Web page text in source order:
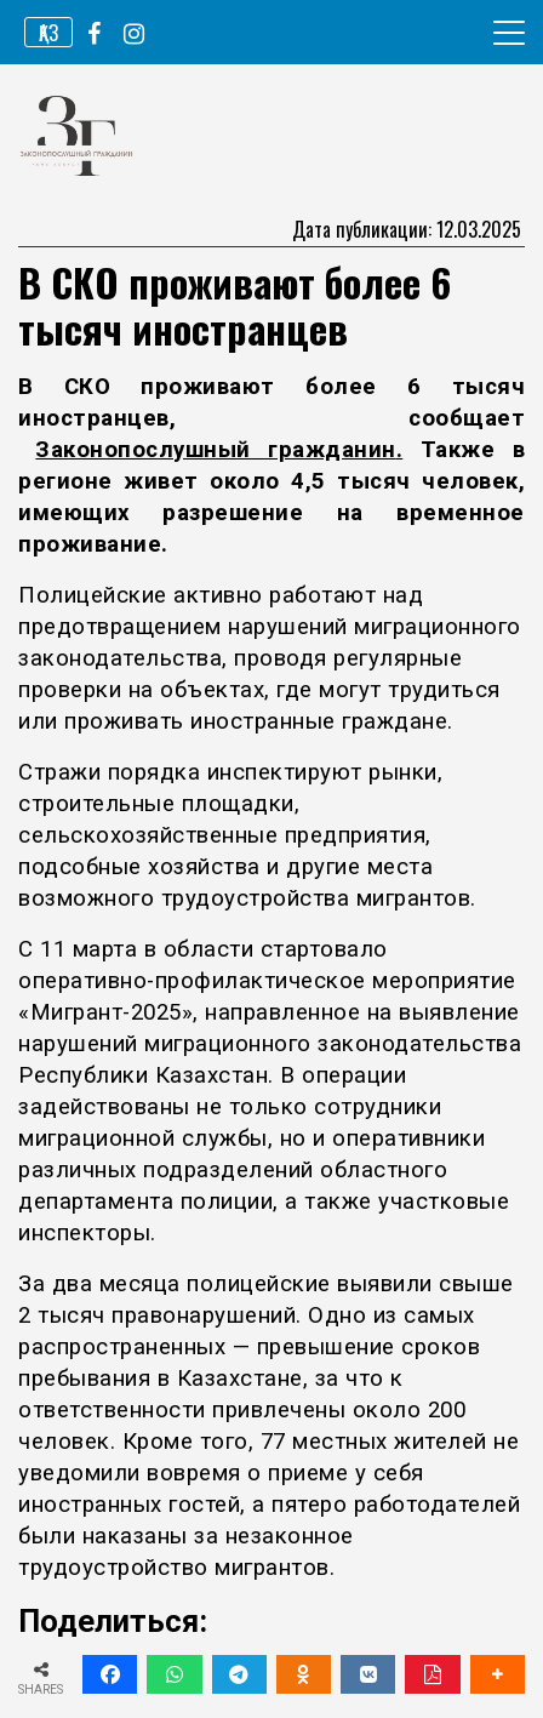
Перейти
содержимому
ҚАЗ
Законопослушный гражданин
Дата публикации: 12.03.2025
В СКО проживают более 6
тысяч иностранцев
В СКО проживают более 6 тысяч
иностранцев, сообщает
Законопослушный гражданин.
Также в
регионе живет около 4,5 тысяч человек,
имеющих разрешение на временное
проживание.
Полицейские активно работают над
предотвращением нарушений миграционного
законодательства, проводя регулярные
проверки на объектах, где могут трудиться
или проживать иностранные граждане.
Стражи порядка инспектируют рынки,
строительные площадки,
сельскохозяйственные предприятия,
подсобные хозяйства и другие места
возможного трудоустройства мигрантов.
С 11 марта в области стартовало
оперативно-профилактическое мероприятие
«Мигрант-2025», направленное на выявление
нарушений миграционного законодательства
Республики Казахстан. В операции
задействованы не только сотрудники
миграционной службы, но и оперативники
различных подразделений областного
департамента полиции, а также участковые
инспекторы.
За два месяца полицейские выявили свыше
2 тысяч правонарушений. Одно из самых
распространенных — превышение сроков
пребывания в Казахстане, за что к
ответственности привлечены около 200
человек. Кроме того, 77 местных жителей не
уведомили вовремя о приеме у себя
иностранных гостей, а пятеро работодателей
были наказаны за незаконное
трудоустройство мигрантов.
Поделиться:
SHARES